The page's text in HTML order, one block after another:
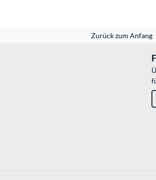
Zurück zum Anfang